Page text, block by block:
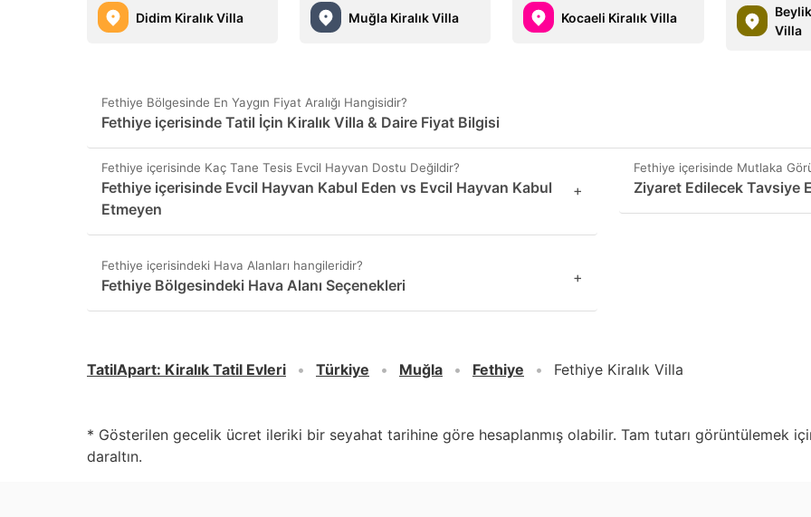
Didim Kiralık Villa Muğla Kiralık Villa Kocaeli Kiralık Villa
Villa
Fethiye Bölgesinde En Yaygın Fiyat Aralığı Hangisidir?
Fethiye içerisinde Tatil İçin Kiralık Villa & Daire Fiyat Bilgisi
Fethiye içerisinde Kaç Tane Tesis Evcil Hayvan Dostu Değildir?
Fethiye içerisinde Evcil Hayvan Kabul Eden vs Evcil Hayvan Kabul
Etmeyen
+
Fethiye içerisinde Mutlaka
Ziyaret Edilecek Tavsiye
Fethiye içerisindeki Hava Alanları hangileridir?
Fethiye Bölgesindeki Hava Alanı Seçenekleri +
TatilApart: Kiralık Tatil Evleri Türkiye Muğla Fethiye Fethiye Kiralık Villa
* Gösterilen gecelik ücret ileriki bir seyahat tarihine göre hesaplanmış olabilir. Tam tutarı görüntülemek
daraltın.